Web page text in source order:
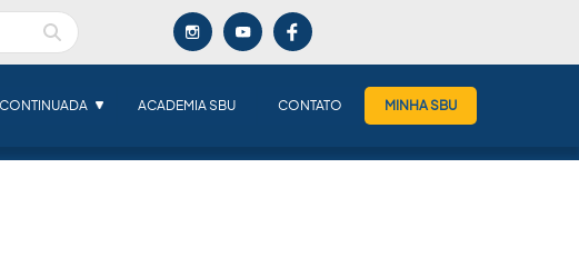
ACADEMIA SBU CONTATO MINHA SBU